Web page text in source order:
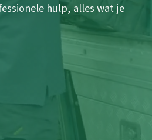
hulp, alles wat je